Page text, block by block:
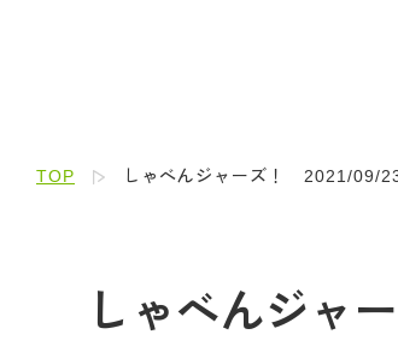
TOP しゃべんジャーズ！ 2021/09/
しゃべんジ